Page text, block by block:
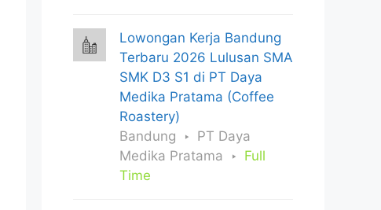
Lowongan Kerja Bandung
Terbaru 2026 Lulusan SMA
SMK D3 S1 di PT Daya
Medika Pratama (Coffee
Roastery)
Bandung
PT Daya
Medika Pratama
Full
Time